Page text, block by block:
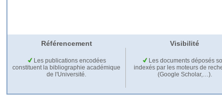
Référencement Visibilité
Les publications encodées
constituent la bibliographie académique
de l'Université.
Les documents déposés
indexés par les moteurs de
(Google Scholar,…).